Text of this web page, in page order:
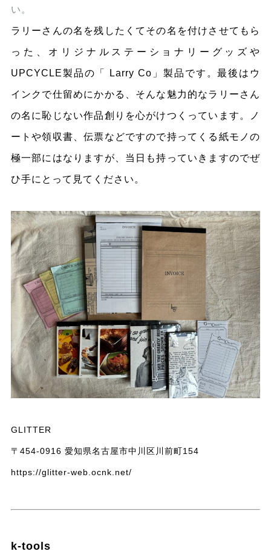
い。
ラリーさんの名を残したくてその名を付けさせてもら
った、オリジナルステーショナリーグッズや
UPCYCLE製品の「 Larry Co」製品です。最後はウ
インクで仕留めにかかる、そんな魅力的なラリーさん
の名に恥じない作品創りを心がけつくっています。ノ
ートや領収書、伝票などですので持ってくる紙モノの
極一部にはなりますが、当日も持っていきますのでぜ
ひ手にとって見てください。
GLITTER
〒454-0916 愛知県名古屋市中川区川前町154
https://glitter-web.ocnk.net/
k-tools